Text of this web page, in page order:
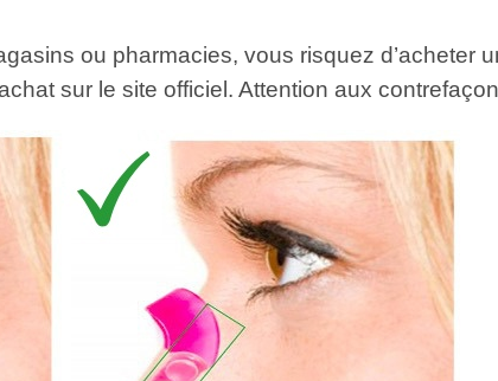
ou pharmacies, vous risquez d’acheter
sur le site officiel. Attention aux